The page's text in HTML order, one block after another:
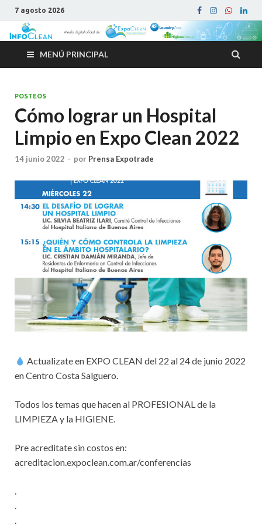
7 agosto 2026
MENÚ PRINCIPAL
POSTEOS
Cómo lograr un Hospital
Limpio en Expo Clean 2022
14 junio 2022 - por Prensa Expotrade
Actualizate en EXPO CLEAN del 22 al 24 de junio 2022
en Centro Costa Salguero.
Todos los temas que hacen al PROFESIONAL de la
LIMPIEZA y la HIGIENE.
Pre acreditate sin costos en:
acreditacion.expoclean.com.ar/conferencias
.
.
.